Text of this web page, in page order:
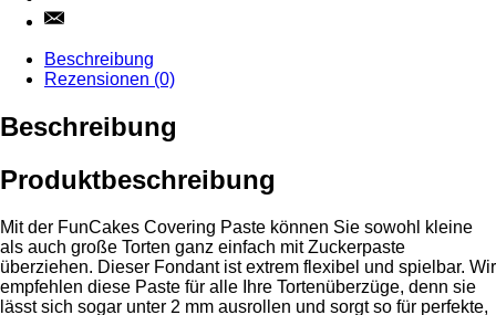
Beschreibung
Rezensionen (0)
Beschreibung
Produktbeschreibung
Mit der FunCakes Covering Paste können Sie sowohl kleine
als auch große Torten ganz einfach mit Zuckerpaste
überziehen. Dieser Fondant ist extrem flexibel und spielbar. Wir
empfehlen diese Paste für alle Ihre Tortenüberzüge, denn sie
lässt sich sogar unter 2 mm ausrollen und sorgt so für perfekte,